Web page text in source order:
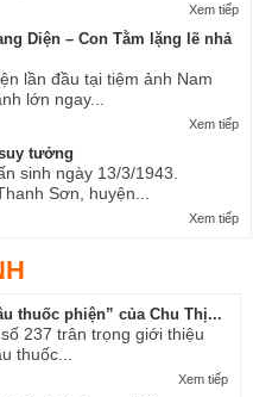
Xem tiếp
Diện – Con Tằm lặng lẽ nhả
lần đầu tại tiệm ảnh Nam
lớn ngay...
Xem tiếp
tưởng
sinh ngày 13/3/1943.
Sơn, huyện...
Xem tiếp
thuốc phiện” của Chu Thị...
237 trân trọng giới thiệu
thuốc...
Xem tiếp